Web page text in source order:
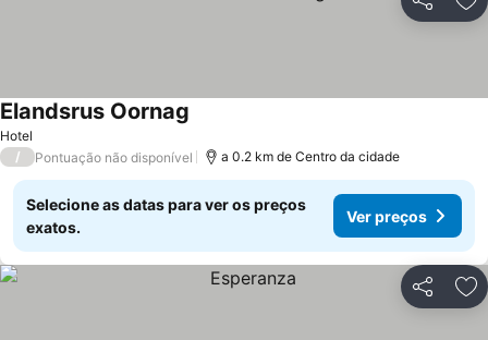
Partilhar
Hotel
Elandsrus Oornag
/ Pontuação não disponível a 0.2 km de Centro da cidade
Selecione as datas para ver os preços
exatos.
Ver preços
Partilhar